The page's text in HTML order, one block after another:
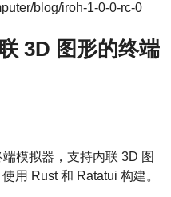
blog/iroh-1-0-0-rc-0
3D 图形的终端
模拟器，支持内联 3D 图
用 Rust 和 Ratatui 构建。